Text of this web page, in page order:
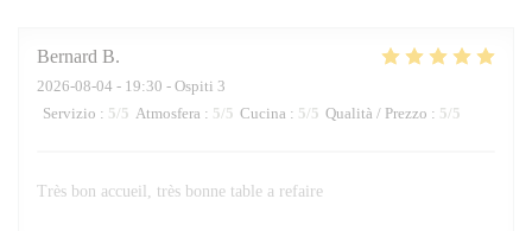
Bernard B
2026-08-04 - 19:30 - Ospiti 3
Servizio : 5/5 Atmosfera : 5/5 Cucina : 5/5 Qualità / Prezzo : 5/5
Très bon accueil, très bonne table a refaire